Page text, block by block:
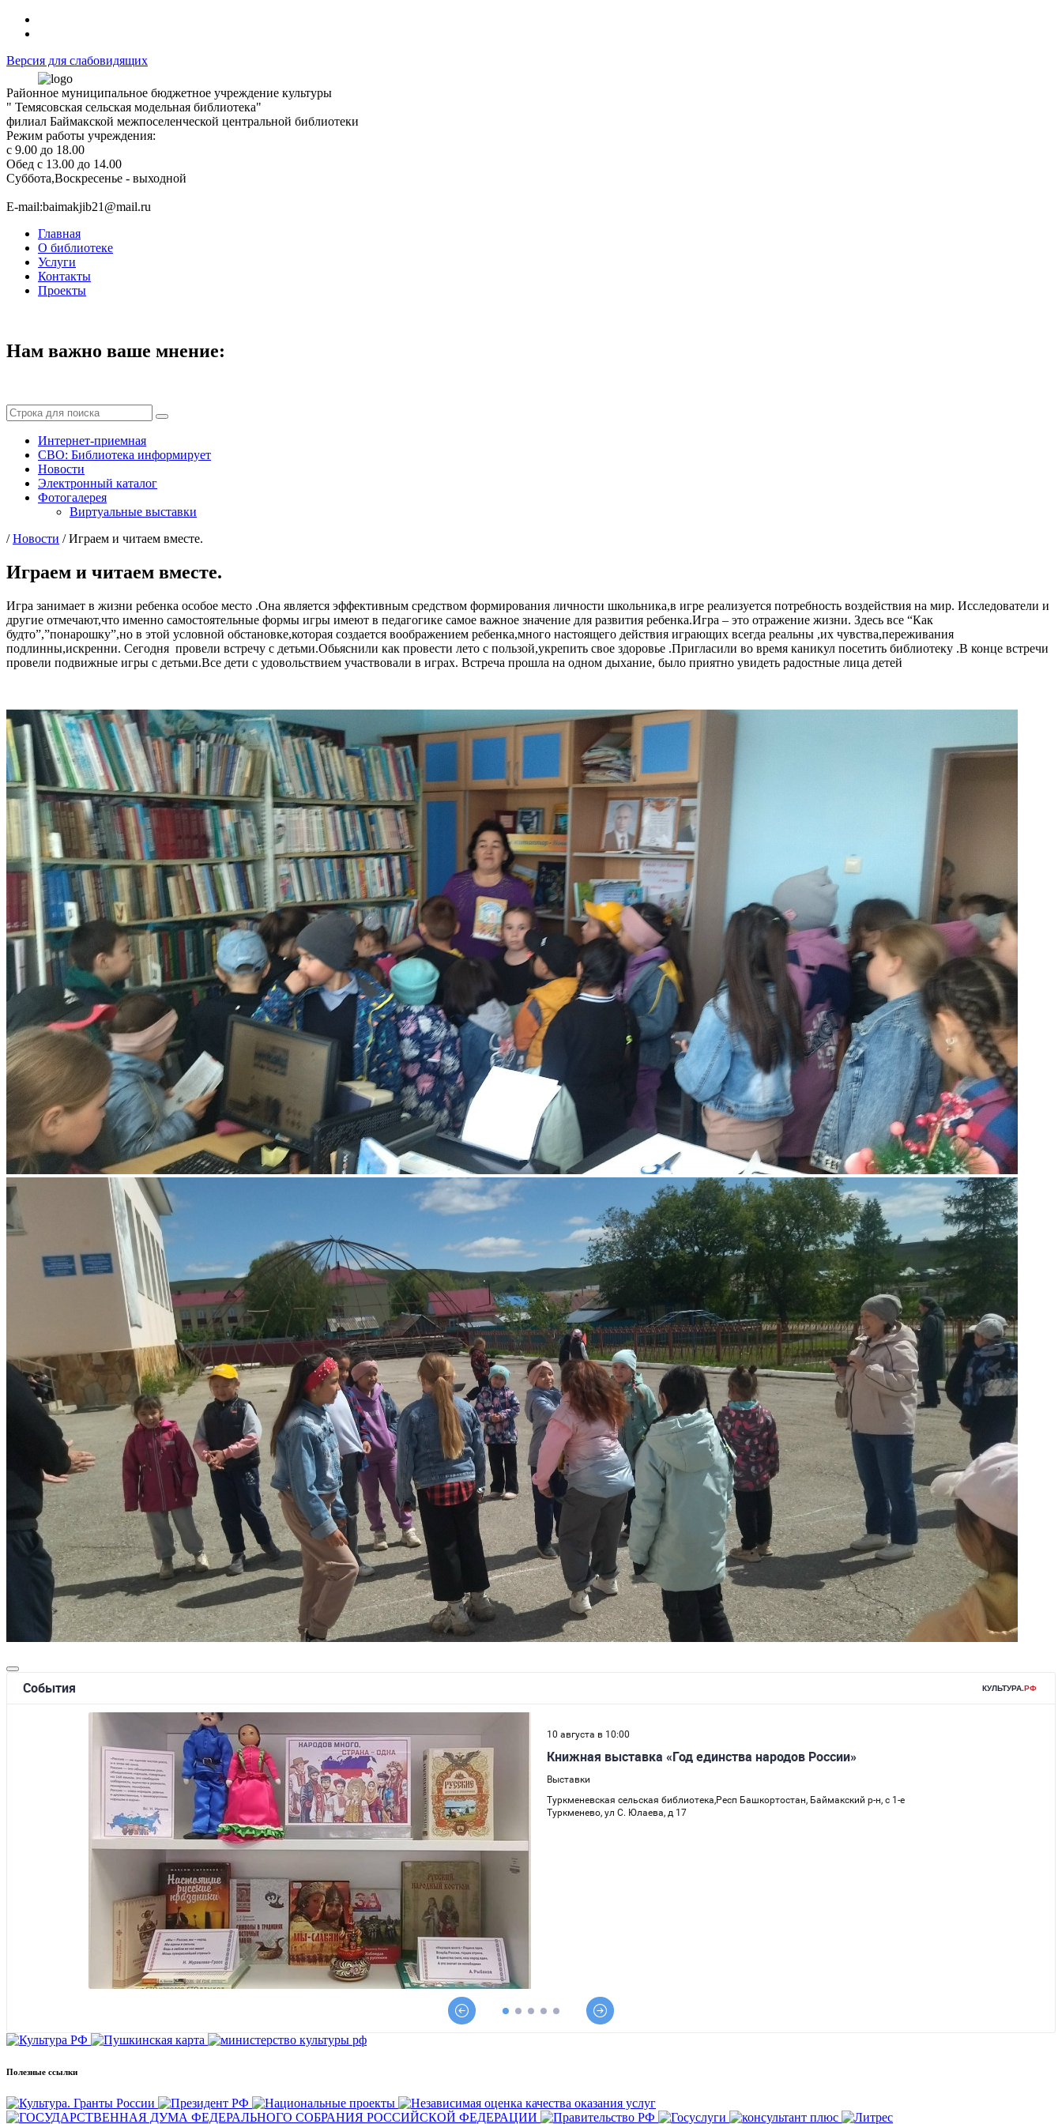
Версия для слабовидящих
Районное муниципальное бюджетное учреждение культуры
" Темясовская сельская модельная библиотека"
филиал Баймакской межпоселенческой центральной библиотеки
Режим работы учреждения:
с 9.00 до 18.00
Обед с 13.00 до 14.00
Суббота,Воскресенье - выходной
Е-mail:baimakjib21@mail.ru
Главная
О библиотеке
Услуги
Контакты
Проекты
Нам важно ваше мнение:
Интернет-приемная
СВО: Библиотека информирует
Новости
Электронный каталог
Фотогалерея
Виртуальные выставки
/Новости /Играем и читаем вместе.
Играем и читаем вместе.
Игра занимает в жизни ребенка особое место .Она является эффективным средством формирования личности школьника,в игре реализуется потребность воздействия на мир. Исследователи и
другие отмечают,что именно самостоятельные формы игры имеют в педагогике самое важное значение для развития ребенка.Игра – это отражение жизни. Здесь все “Как
будто”,”понарошку”,но в этой условной обстановке,которая создается воображением ребенка,много настоящего действия играющих всегда реальны ,их чувства,переживания
подлинны,искренни. Сегодня провели встречу с детьми.Обьяснили как провести лето с пользой,укрепить свое здоровье .Пригласили во время каникул посетить библиотеку .В конце встречи
провели подвижные игры с детьми.Все дети с удовольствием участвовали в играх. Встреча прошла на одном дыхание, было приятно увидеть радостные лица детей
Полезные ссылки